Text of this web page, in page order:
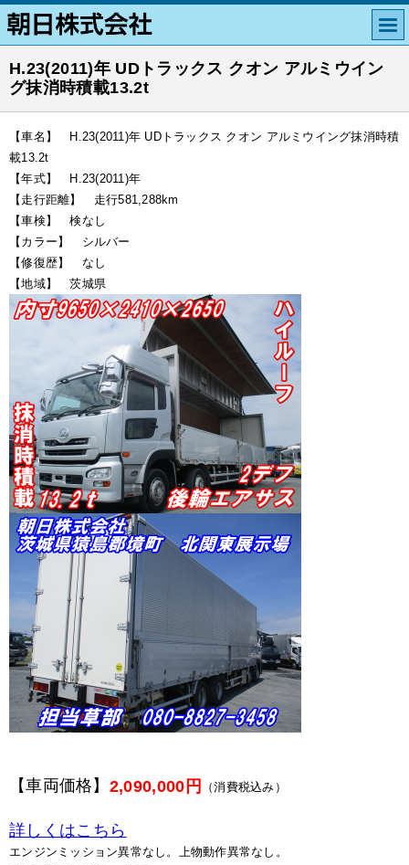
H.23(2011)年 UDトラックス クオン アルミウイン
グ抹消時積載13.2t
【車名】 H.23(2011)年 UDトラックス クオン アルミウイング抹消時積
載13.2t
【年式】 H.23(2011)年
【走行距離】 走行581,288km
【車検】 検なし
【カラー】 シルバー
【修復歴】 なし
【地域】 茨城県
【車両価格】 2,090,000円 （消費税込み）
詳しくはこちら
エンジンミッション異常なし。上物動作異常なし。